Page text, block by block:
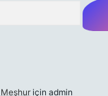
için admin